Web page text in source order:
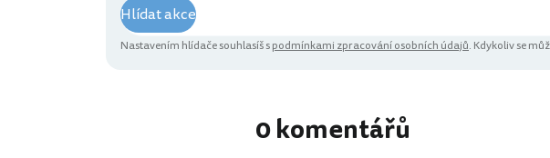
Hlídat akce
Nastavením hlídače souhlasíš spodmínkami zpracování osobních údajů. Kdykoliv se
0 komentářů